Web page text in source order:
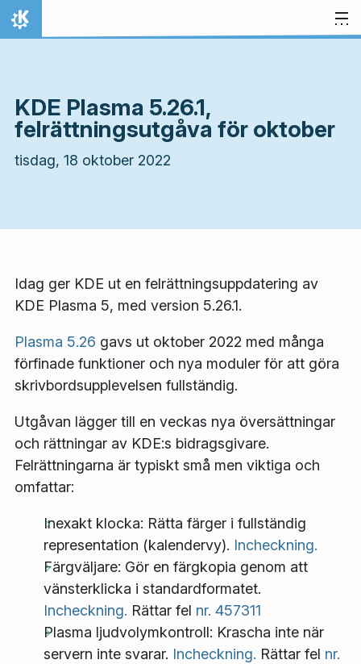
Gå till innehåll
Hem
KDE Plasma 5.26.1,
felrättningsutgåva för oktober
tisdag, 18 oktober 2022
Idag ger KDE ut en felrättningsuppdatering av
KDE Plasma 5, med version 5.26.1.
Plasma 5.26 gavs ut oktober 2022 med många
förfinade funktioner och nya moduler för att göra
skrivbordsupplevelsen fullständig.
Utgåvan lägger till en veckas nya översättningar
och rättningar av KDE:s bidragsgivare.
Felrättningarna är typiskt små men viktiga och
omfattar:
Inexakt klocka: Rätta färger i fullständig
representation (kalendervy). Incheckning.
Färgväljare: Gör en färgkopia genom att
vänsterklicka i standardformatet.
Incheckning. Rättar fel nr. 457311
Plasma ljudvolymkontroll: Krascha inte när
servern inte svarar. Incheckning. Rättar fel nr.